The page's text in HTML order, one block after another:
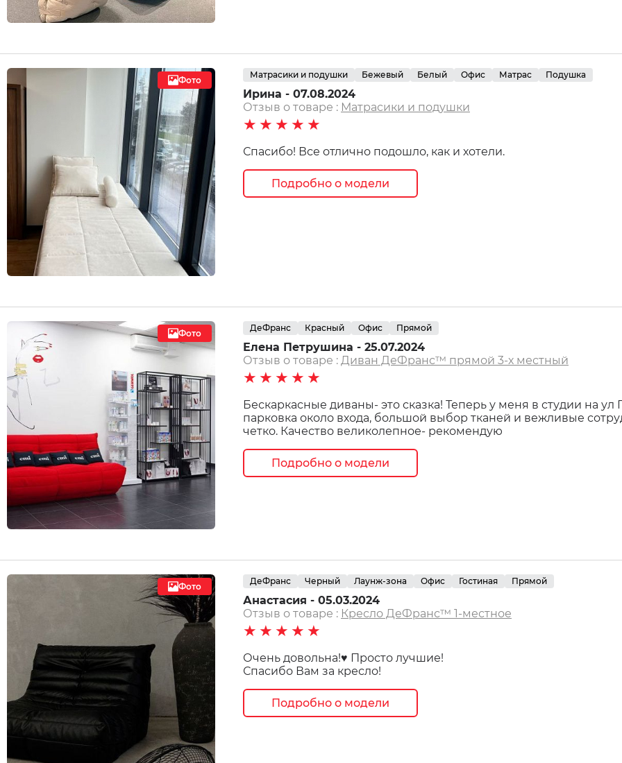
Фото Матрасики и подушки Бежевый Белый Офис Матрас Подушка
Ирина - 07.08.2024
Отзыв о товаре : Матрасики и подушки
★★★★★
Спасибо! Все отлично подошло, как и хотели.
Подробно о модели
Фото ДеФранс Красный Офис Прямой
Елена Петрушина - 25.07.2024
Отзыв о товаре : Диван ДеФранс™️ прямой 3-х местный
★★★★★
Бескаркасные диваны- это сказка! Теперь у меня в студии на ул
парковка около входа, большой выбор тканей и вежливые
четко. Качество великолепное- рекомендую
Подробно о модели
Фото ДеФранс Черный Лаунж-зона Офис Гостиная Прямой
Анастасия - 05.03.2024
Отзыв о товаре : Кресло ДеФранс™️ 1-местное
★★★★★
Очень довольна!♥ Просто лучшие!
Спасибо Вам за кресло!
Подробно о модели